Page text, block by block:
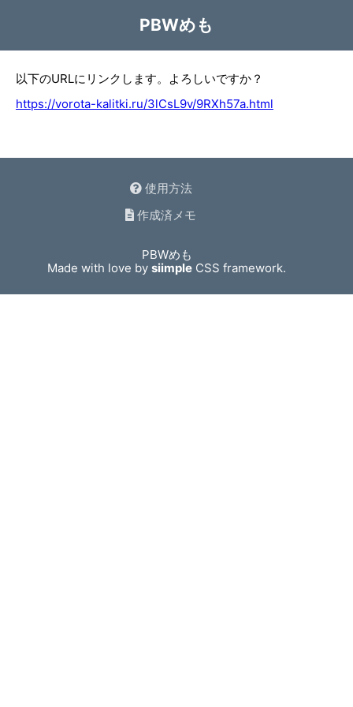
PBWめも
以下のURLにリンクします。よろしいですか？
https://vorota-kalitki.ru/3lCsL9v/9RXh57a.html
使用方法
作成済メモ
PBWめも
Made with love bysiimple CSS framework.